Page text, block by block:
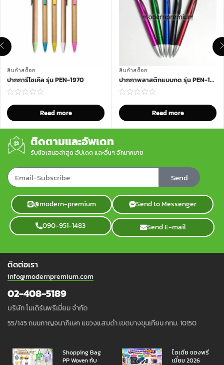
สินค้าสต็อก
ปากการีไซเคิล รุ่น PEN-1970
Read more
สินค้าสต็อก
ปากกาพลาสติกแบบกด รุ่น PEN-1902
Read more
ติดตามและอัพเดท
รับข้อเสนอล่าสุด อัปเดต และอื่นๆ อีกมากมาย
Send
@modern-premium Send to Messenger
090-951-1483 Send E-mail
ติดต่อเรา
info@modernpremium.com
02-408-5189
บริษัท โมเดิร์นพรีเมี่ยม จำกัด
55/145 ถนนกาญจนาภิเษก แขวงแสมดำ เขตบางขุนเทียน กทม. 10150
Shopping Bag
PP Woven กับ
ไอเดีย ของพรี
เมี่ยม 2026